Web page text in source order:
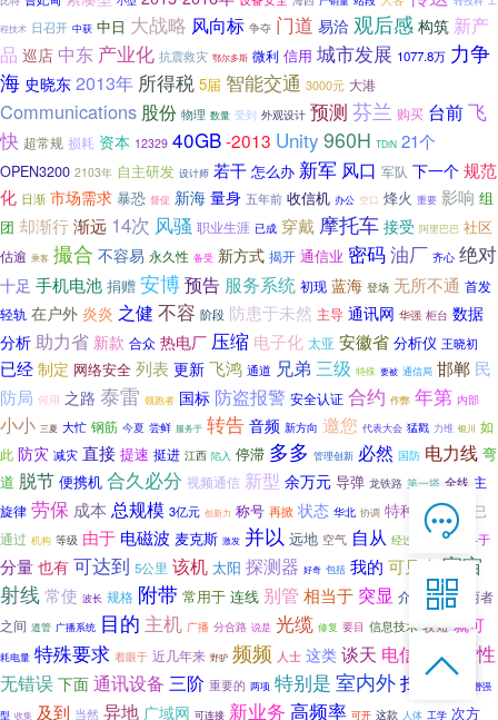
程技术 日召开 中获 中日 大战略 风向标 争夺 门道 易洽 观后感 构筑 新产
品 巡店 中东 产业化 抗震救灾 鄂尔多斯 微利 信用 城市发展 1077.8万 力争
海 史晓东 2013年 所得税 5届 智能交通 3000元 大港
Communications 股份 物理 数量 受到 外观设计 预测 芬兰 购买 台前飞
快 超常规 损耗 资本 12329 40GB-2013 Unity 960H TDiN 21个
OPEN3200 2103年 自主研发 设计师 若干 怎么办 新军 风口 军队 下一个 规范
化 日渐 市场需求 暴恐 督促 新海 量身 五年前 收信机 办公 空口 烽火 重要 影响 组
团 却渐行渐远 14次 风骚 职业生涯 已成 穿戴 摩托车 接受 阿里巴巴 社区
估逾 乘客 撮合 不容易 永久性 备受 新方式 揭开 通信业 密码油厂 齐心 绝对
十足 手机电池 捐赠 安博预告 服务系统 初现 蓝海 登场 无所不通 首发
轻轨 在户外 炎炎 之健 不容 阶段 防患于未然 主导 通讯网 华强 柜台 数据
分析 助力省 新款 合众 热电厂 压缩 电子化 太亚 安徽省 分析仪 王晓初
已经 制定 网络安全 列表 更新 飞鸿 通道 兄弟 三级 特殊 要被 通信局 邯郸 民
防局 何用 之路 泰雷 领跑者 国标 防盗报警 安全认证 合约 作弊 年第 内部
小小 三夏 大忙 钢筋 今夏 尝鲜 服务于 转告 音频 新方向 邀您 代表大会 猛戳 力维 银川 如
此 防灾 减灾 直接 提速 挺进 江西 陷入 停滞 多多 管理创新 必然 国防 电力线 弯
道 脱节 便携机 合久必分 视频通信 新型 余万元 导弹 龙铁路 第一塔 全线 主
旋律 劳保 成本 总规模 3亿元 创新力 称号 再掀 状态 华北 协调 特种 样式 贴有
已
通过 机构 等级 由于 电磁波 麦克斯 激发 并以 远地 空气 自从 经过 漫长的 终于
分量也有可达到 5公里 该机 太阳 探测器 好奇 包括 我的 可见光 宇宙
射线常使 波长 规格 附带 常用于 连线 别管 相当于 突显 介于 同一个
两者
之间 道管 广播系统 目的 主机 广播 分合路 说是 光缆 修复 要目 信息技术 较短 就可
耗电量 特殊要求 着眼于 近几年来 野驴 频频 人士 这类 谈天 电信卡 实时性
无错误 下面 通讯设备 三阶 重要的 两项 特别是 室内外扫描
增强
型 收集 及到 当然 异地 广域网 可连接 新业务 高频率 可开 这款 人体 工学 次方


在线客服
7*12 QQ在线，服务咨询

服务热线
恭候聆听，023-86382199手机直接点击
拨打

